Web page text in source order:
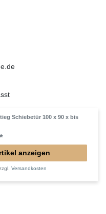
Schiebetür 100 x 90 x bis
anzeigen
Versandkosten